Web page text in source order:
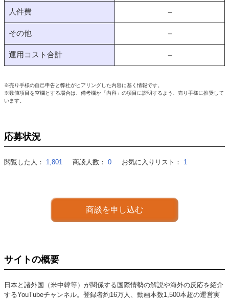
人件費 －
その他 －
運用コスト合計 －
※売り手様の自己申告と弊社がヒアリングした内容に基く情報です。
※数値項目を空欄とする場合は、備考欄か「内容」の項目に説明するよう、売り手様に推奨して
います。
応募状況
閲覧した人： 1,801 商談人数： 0 お気に入りリスト： 1
商談を申し込む
サイトの概要
日本と諸外国（米中韓等）が関係する国際情勢の解説や海外の反応を紹介
するYouTubeチャンネル。登録者約16万人、動画本数1,500本超の運営実